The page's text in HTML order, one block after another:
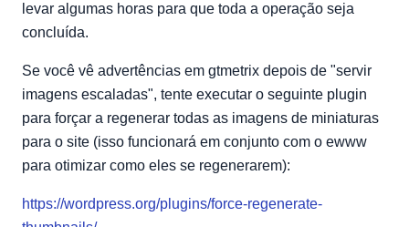
levar algumas horas para que toda a operação seja
concluída.
Se você vê advertências em gtmetrix depois de "servir
imagens escaladas", tente executar o seguinte plugin
para forçar a regenerar todas as imagens de miniaturas
para o site (isso funcionará em conjunto com o ewww
para otimizar como eles se regenerarem):
https://wordpress.org/plugins/force-regenerate-